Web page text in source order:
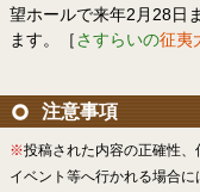
望ホールで来年2月28日
ます。［さすらいの征夷
注意事項
※投稿された内容の正確性
イベント等へ行かれる場合に